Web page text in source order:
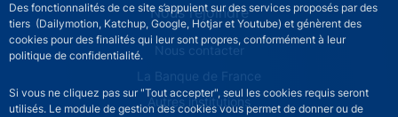
Des fonctionnalités de ce site s’appuient sur des services proposés par des
tiers (Dailymotion, Katchup, Google, Hotjar et Youtube) et génèrent des
cookies pour des finalités qui leur sont propres, conformément à leur
politique de confidentialité.
Si vous ne cliquez pas sur "Tout accepter", seul les cookies requis seront
utilisés. Le module de gestion des cookies vous permet de donner ou de
Nous rejoindre
ACPR footer secondary menu (French)
Nous contacter
La Banque de France
Autres institutions